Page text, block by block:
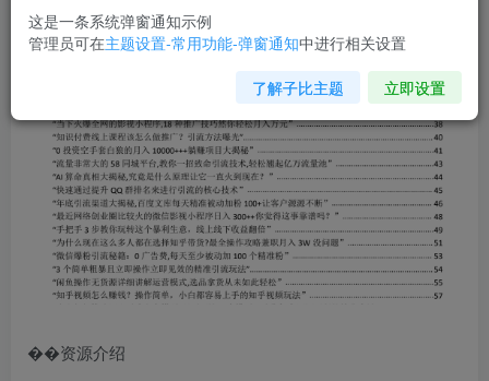
��资源介绍
这是一条系统弹窗通知示例
管理员可在主题设置-常用功能-弹窗通知中进行相关设置
了解子比主题 立即设置